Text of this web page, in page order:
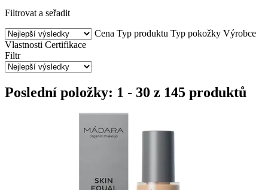
Filtrovat a seřadit
Cena Typ produktu Typ pokožky Výrobce
Vlastnosti Certifikace
Filtr
Poslední položky: 1 - 30 z 145 produktů